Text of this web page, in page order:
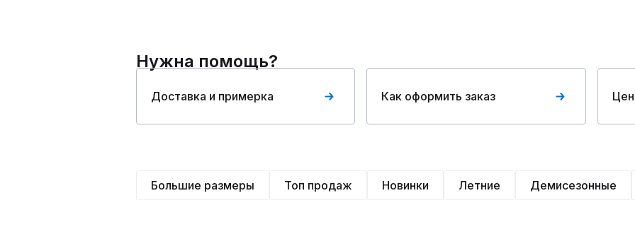
Нужна помощь?
Доставка и примерка Как оформить заказ
Большие размеры Топ продаж Новинки Летние Демисезонные